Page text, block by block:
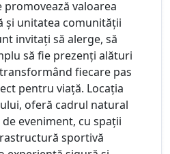
valoarea
și unitatea comunității
invitați să alerge, să
să fie prezenți alături
fiecare pas
pentru viață. Locația
oferă cadrul natural
eveniment, cu spații
sportivă